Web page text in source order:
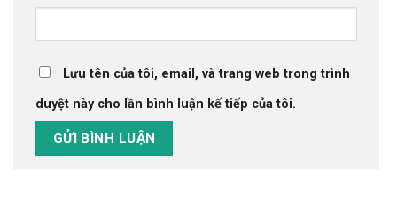
Lưu tên của tôi, email, và trang web trong trình
duyệt này cho lần bình luận kế tiếp của tôi.